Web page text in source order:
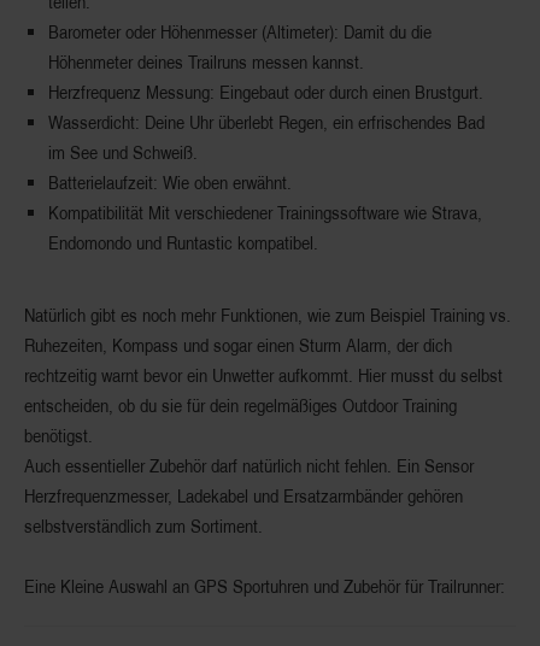
Barometer oder Höhenmesser (Altimeter): Damit du die
Höhenmeter deines Trailruns messen kannst.
Herzfrequenz Messung: Eingebaut oder durch einen Brustgurt.
Wasserdicht: Deine Uhr überlebt Regen, ein erfrischendes Bad
im See und Schweiß.
Batterielaufzeit: Wie oben erwähnt.
Kompatibilität Mit verschiedener Trainingssoftware wie Strava,
Endomondo und Runtastic kompatibel.
Natürlich gibt es noch mehr Funktionen, wie zum Beispiel Training vs.
Ruhezeiten, Kompass und sogar einen Sturm Alarm, der dich
rechtzeitig warnt bevor ein Unwetter aufkommt. Hier musst du selbst
entscheiden, ob du sie für dein regelmäßiges Outdoor Training
benötigst.
Auch essentieller Zubehör darf natürlich nicht fehlen. Ein Sensor
Herzfrequenzmesser, Ladekabel und Ersatzarmbänder gehören
selbstverständlich zum Sortiment.
Eine Kleine Auswahl an GPS Sportuhren und Zubehör für Trailrunner: